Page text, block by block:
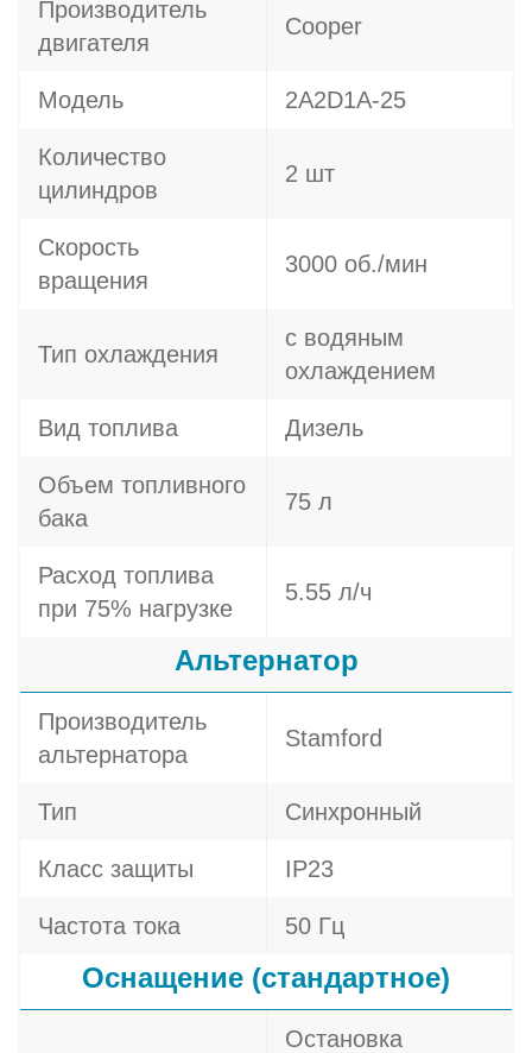
Производитель
двигателя
Cooper
Модель 2A2D1A-25
Количество
цилиндров
2 шт
Скорость
вращения
3000 об./мин
Тип охлаждения
с водяным
охлаждением
Вид топлива Дизель
Объем топливного
бака
75 л
Расход топлива
при 75% нагрузке
5.55 л/ч
Альтернатор
Производитель
альтернатора
Stamford
Тип Синхронный
Класс защиты IP23
Частота тока 50 Гц
Оснащение (стандартное)
Остановка